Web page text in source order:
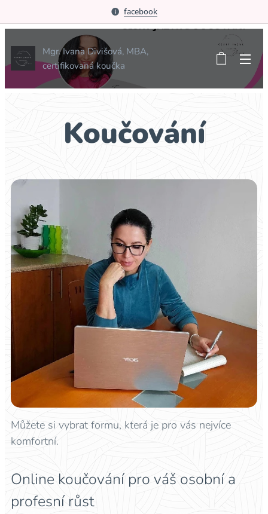
facebook
Mgr. Ivana Divišová, MBA,
certifikovaná koučka
Koučování
Můžete si vybrat formu, která je pro vás nejvíce
komfortní.
Online koučování pro váš osobní a
profesní růst